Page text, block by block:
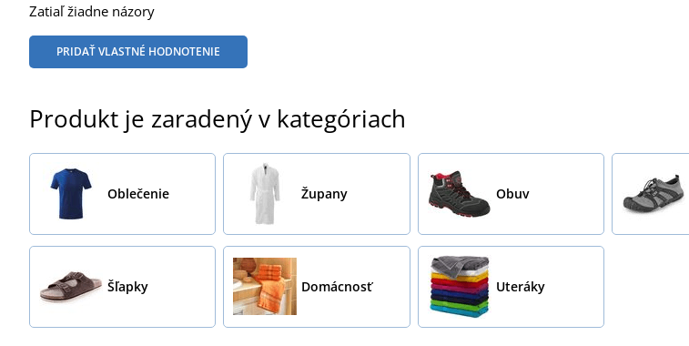
Zatiaľ žiadne názory
PRIDAŤ VLASTNÉ HODNOTENIE
Produkt je zaradený v kategóriach
Oblečenie Župany Obuv
Šľapky Domácnosť Uteráky